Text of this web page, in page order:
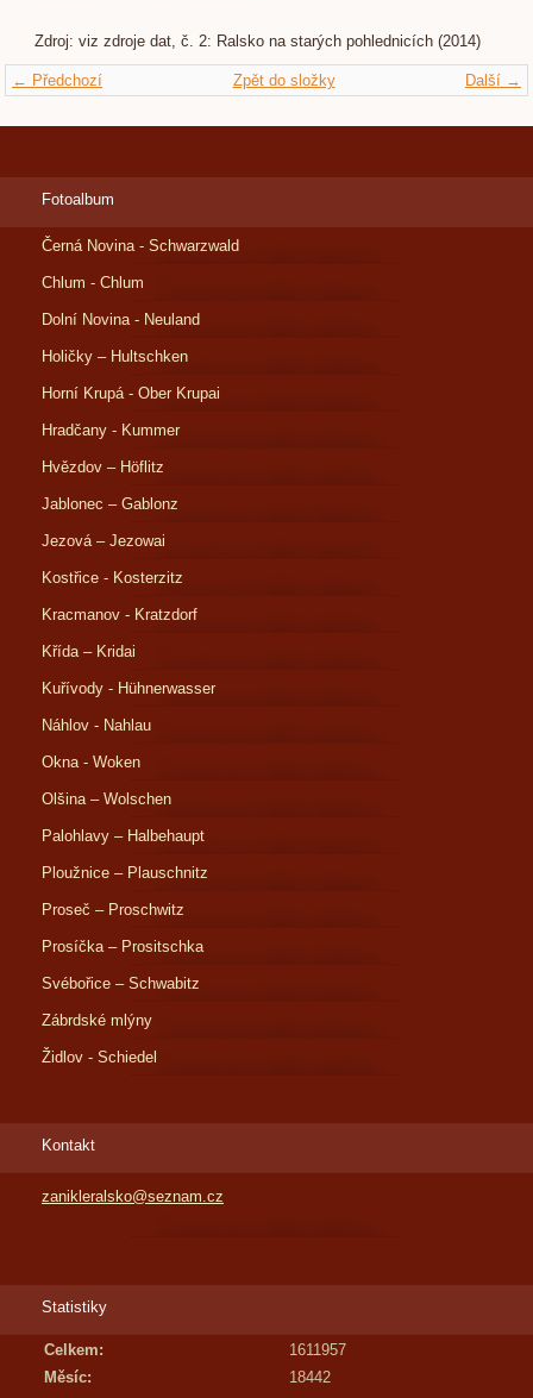
Zdroj: viz zdroje dat, č. 2: Ralsko na starých pohlednicích (2014)
← Předchozí Další →
Zpět do složky
Fotoalbum
Černá Novina - Schwarzwald
Chlum - Chlum
Dolní Novina - Neuland
Holičky – Hultschken
Horní Krupá - Ober Krupai
Hradčany - Kummer
Hvězdov – Höflitz
Jablonec – Gablonz
Jezová – Jezowai
Kostřice - Kosterzitz
Kracmanov - Kratzdorf
Křída – Kridai
Kuřívody - Hühnerwasser
Náhlov - Nahlau
Okna - Woken
Olšina – Wolschen
Palohlavy – Halbehaupt
Ploužnice – Plauschnitz
Proseč – Proschwitz
Prosíčka – Prositschka
Svébořice – Schwabitz
Zábrdské mlýny
Židlov - Schiedel
Kontakt
zanikleralsko@seznam.cz
Statistiky
Celkem:
1611957
Měsíc:
18442